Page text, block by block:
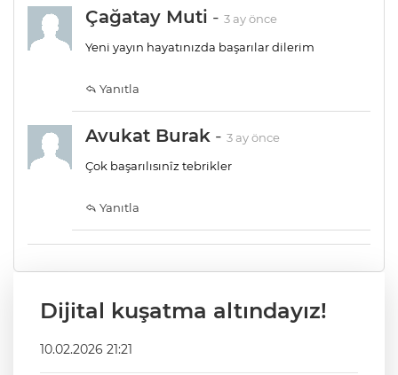
Çağatay Muti - 3 ay önce
Yeni yayın hayatınızda başarılar dilerim
Yanıtla
Avukat Burak - 3 ay önce
Çok başarılısınîz tebrikler
Yanıtla
Dijital kuşatma altındayız!
10.02.2026 21:21